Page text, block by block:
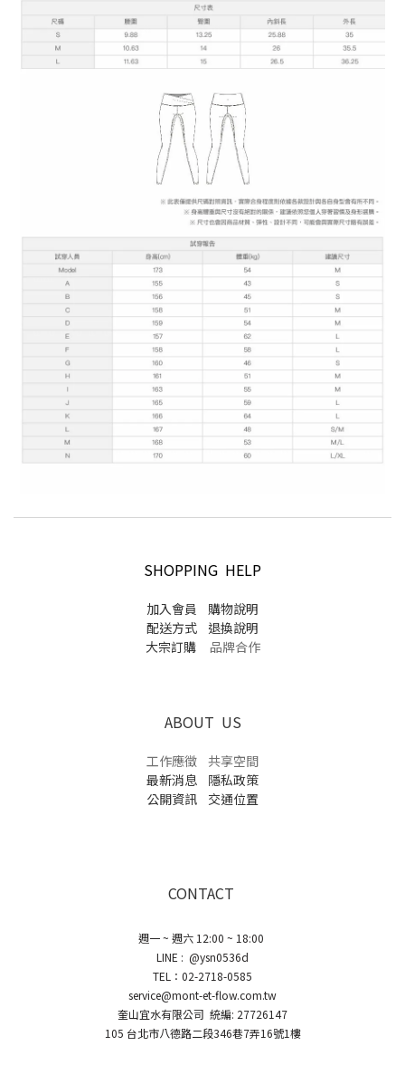
SHOPPING HELP
加入會員
購物說明
配送方式
退換說明
大宗訂購品牌合作
ABOUT US
工作應徵 共享空間
最新消息
隱私政策
公開資訊
交通位置
CONTACT
週一 ~ 週六 12:00 ~ 18:00
LINE : @ysn0536d
TEL：02-2718-0585
service@mont-et-flow.com.tw
奎山宜水有限公司 統編: 27726147
105 台北市八德路二段346巷7弄16號1樓